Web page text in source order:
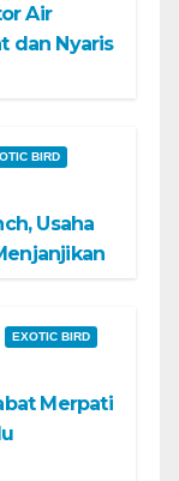
Air
dan Nyaris
BIRD
Usaha
EXOTIC BIRD
Merpati